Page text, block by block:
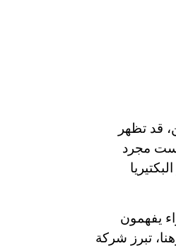
قد تظهر
مجرد
يفهمون
تبرز شركة